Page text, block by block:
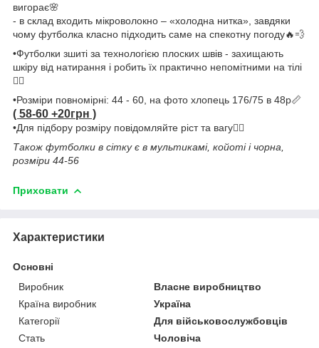
вигорає🌸
- в склад входить мікроволокно – «холодна нитка», завдяки
чому футболка класно підходить саме на спекотну погоду🔥💨
•Футболки зшиті за технологією плоских швів - захищають
шкіру від натирання і робить їх практично непомітними на тілі
👌🏼
•Розміри повномірні: 44 - 60, на фото хлопець 176/75 в 48р📏
( 58-60 +20грн )
•Для підбору розміру повідомляйте ріст та вагу👌🏼
Також футболки в сітку є в мультикамі, койоті і чорна,
розміри 44-56
Приховати
Характеристики
Основні
Виробник
Власне виробництво
Країна виробник
Україна
Категорії
Для військовослужбовців
Стать
Чоловіча